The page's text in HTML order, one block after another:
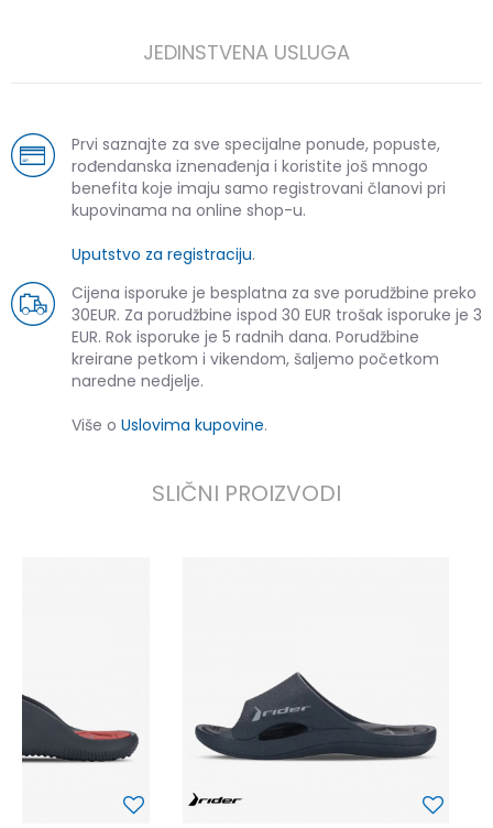
JEDINSTVENA USLUGA
Prvi saznajte za sve specijalne ponude, popuste,
rođendanska iznenađenja i koristite još mnogo
benefita koje imaju samo registrovani članovi pri
kupovinama na online shop-u.
Uputstvo za registraciju.
Cijena isporuke je besplatna za sve porudžbine preko
30EUR. Za porudžbine ispod 30 EUR trošak isporuke je 3
EUR. Rok isporuke je 5 radnih dana. Porudžbine
kreirane petkom i vikendom, šaljemo početkom
naredne nedjelje.
Više o Uslovima kupovine.
SLIČNI PROIZVODI